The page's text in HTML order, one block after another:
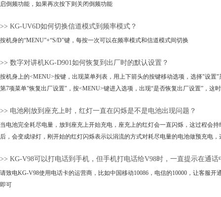
启倒频功能，如果再次按下则关闭倒频功能
>> KG-UV6D如何切换信道模式到频率模式？
按机身的“MENU”+“S/D"键，每按一次可以在频率模式和信道模式间切换
>> 数字对讲机KG-D901如何恢复到出厂时的默认设置？
按机身上的<MENU>按键，出现菜单列表，用上下箭头的按键移动选项，选择"设置
第7项菜单"恢复出厂设置"，按<MENU>键进入选项，出现“是否恢复出厂设置”，这
>> 电池刚放到座充上时，红灯一直在闪烁是不是电池出现问题？
当电池完全耗尽电量，放到座充上开始充电，座充上的红灯会一直闪烁，这过程会
后，会变成绿灯，刚开始的红灯闪烁表示以涓流的方式对耗尽电量的电池做预充电
>> KG-V98可以打电话到手机，但手机打电话给V98时，一直提示在通话
请致电KG-V98使用电话卡的运营商，比如中国移动10086，电信的10000，让客服开
即可